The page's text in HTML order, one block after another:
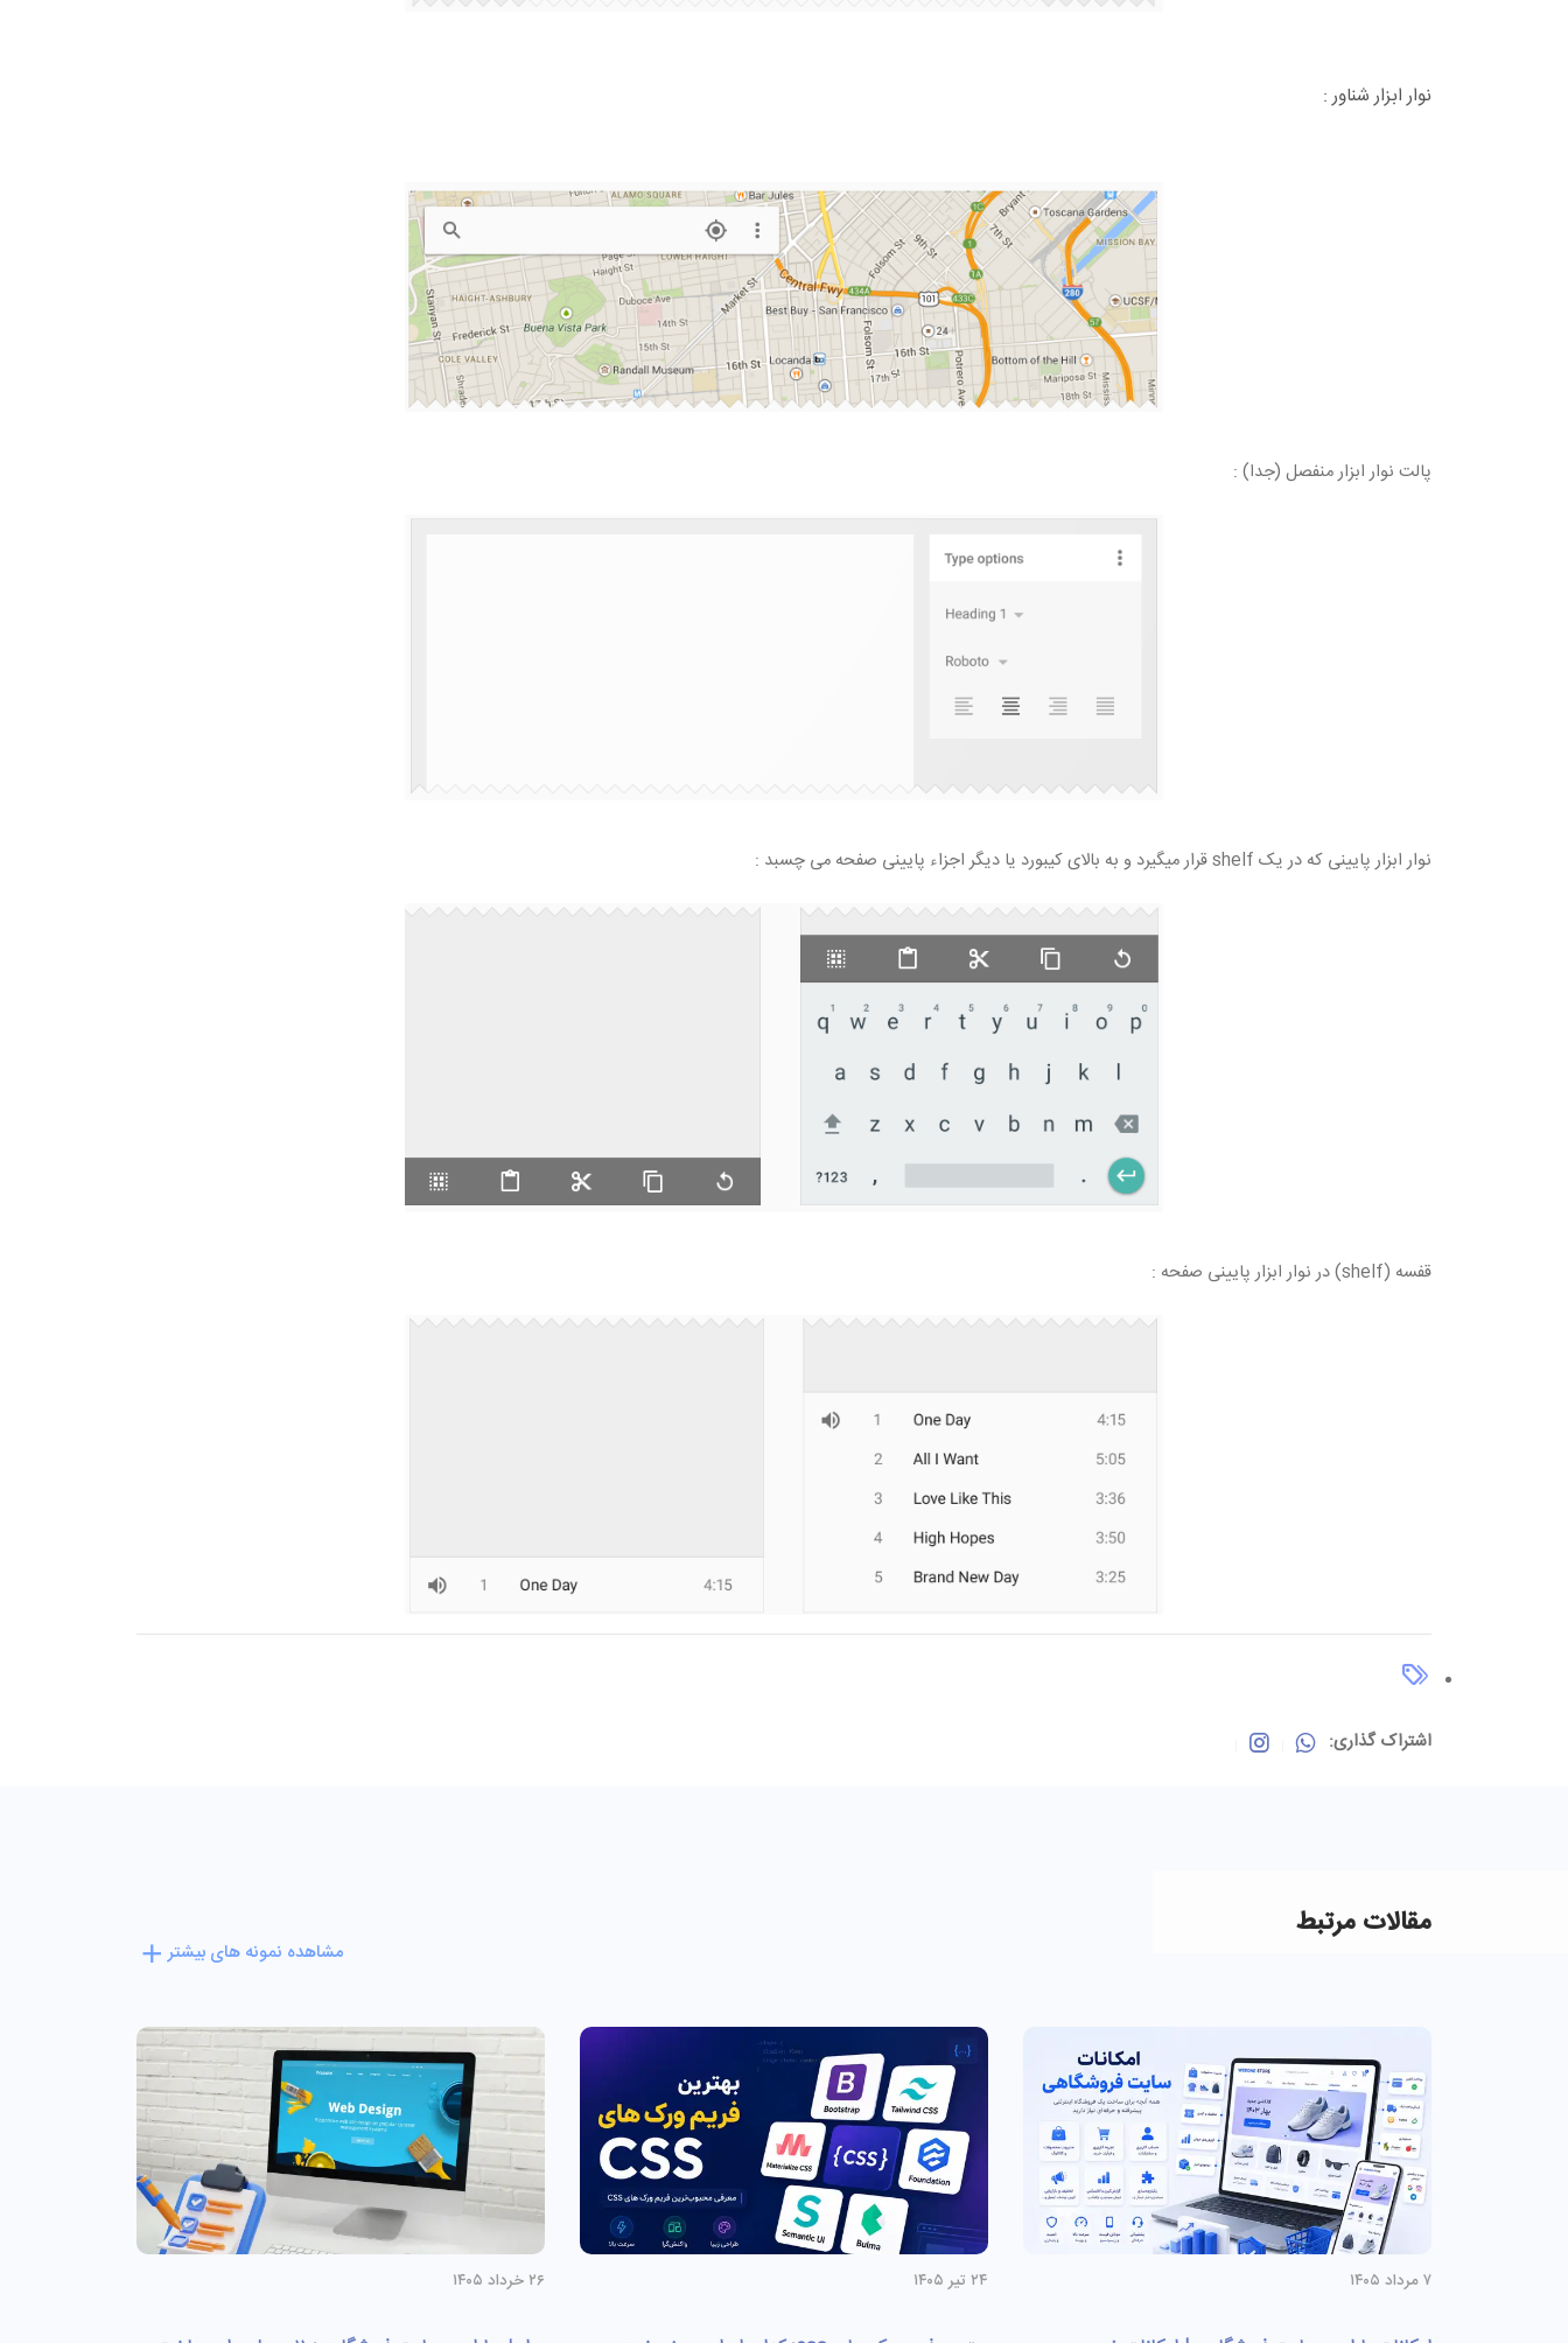
نوار ابزار شناور :
پالت نوار ابزار منفصل (جدا) :
نوار ابزار پایینی که در یک shelf قرار میگیرد و به بالای کیبورد یا دیگر اجزاء پایینی صفحه می چسبد :
قفسه (shelf) در نوار ابزار پایینی صفحه :
اشتراک گذاری:
مقالات مرتبط
مشاهده نمونه های بیشتر
۷ مرداد ۱۴۰۵ ۲۴ تیر ۱۴۰۵ ۲۶ خرداد ۱۴۰۵